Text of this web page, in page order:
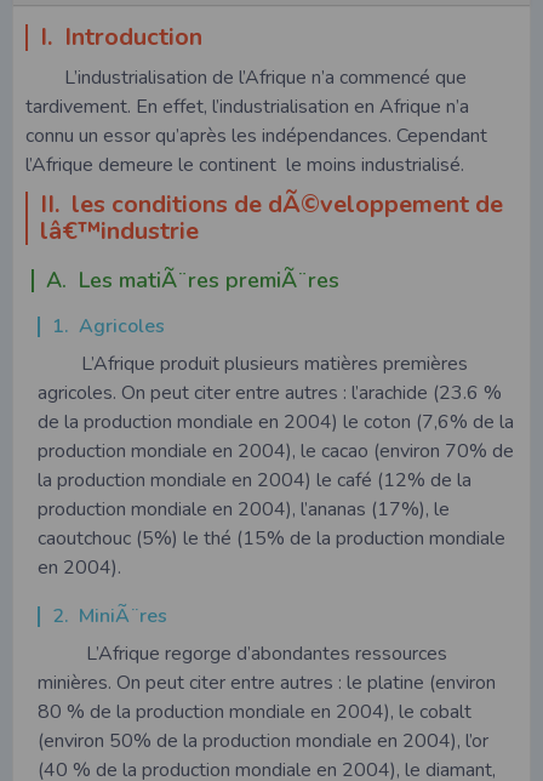
I. Introduction
L’industrialisation de l’Afrique n’a commencé que
tardivement. En effet, l’industrialisation en Afrique n’a
connu un essor qu’après les indépendances. Cependant
l’Afrique demeure le continent le moins industrialisé.
II. les conditions de dÃ©veloppement de
lâ€™industrie
A. Les matiÃ¨res premiÃ¨res
1. Agricoles
L’Afrique produit plusieurs matières premières
agricoles. On peut citer entre autres : l’arachide (23.6 %
de la production mondiale en 2004) le coton (7,6% de la
production mondiale en 2004), le cacao (environ 70% de
la production mondiale en 2004) le café (12% de la
production mondiale en 2004), l’ananas (17%), le
caoutchouc (5%) le thé (15% de la production mondiale
en 2004).
2. MiniÃ¨res
L’Afrique regorge d’abondantes ressources
minières. On peut citer entre autres : le platine (environ
80 % de la production mondiale en 2004), le cobalt
(environ 50% de la production mondiale en 2004), l’or
(40 % de la production mondiale en 2004), le diamant,